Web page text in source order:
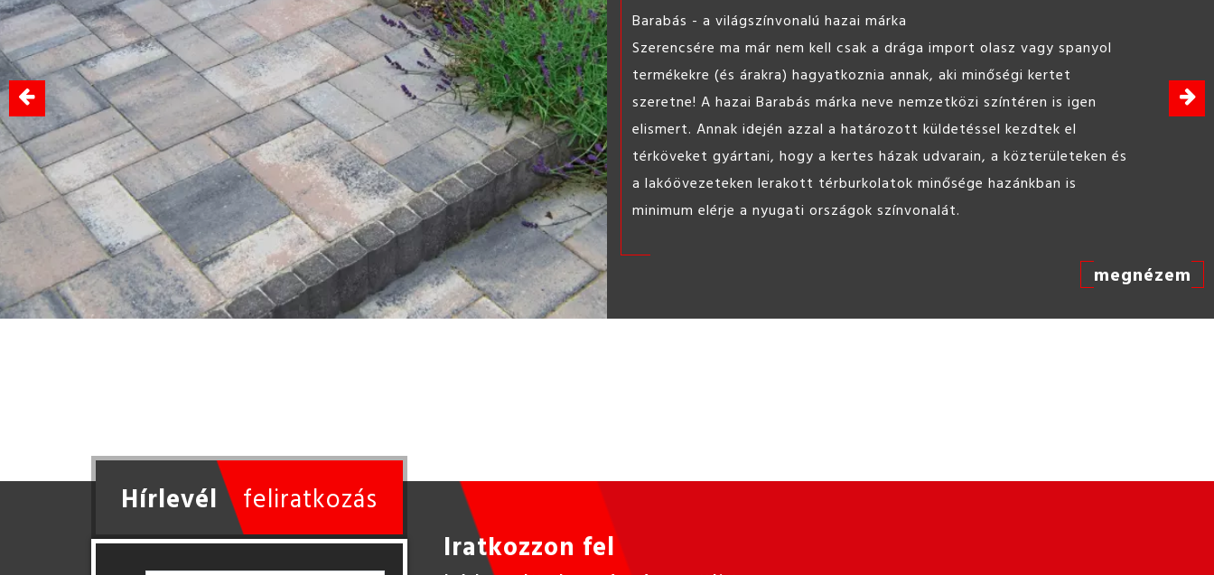
ST line Hobbybeton 25kg
Könnyen bedolgozható, felhasználásra kész beton,
barkács célokra.
Hírlevél feliratkozás
Iratkozzon fel